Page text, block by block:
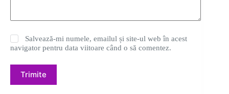
Salvează-mi numele, emailul și site-ul web în acest
navigator pentru data viitoare când o să comentez.
Trimite